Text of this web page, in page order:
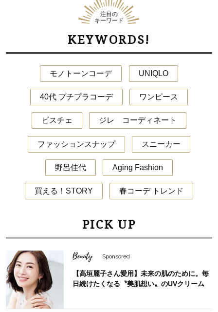
注目の
キーワード
KEYWORDS!
モノトーンコーデ UNIQLO
40代 プチプラコーデ ワンピース
ビスチェ ジレ コーディネート
ファッションスナップ スニーカー
野呂佳代 Aging Fashion
買える！STORY 春コーデ トレンド
PICK UP
Beauty Sponsored
【高垣麗子さん愛用】未来の肌のために。毎
日続けたくなる〝美肌想い〟のUVクリーム